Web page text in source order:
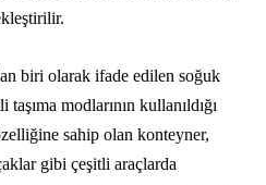
biri olarak ifade edilen soğuk
modlarının kullanıldığı
sahip olan konteyner,
gibi çeşitli araçlarda